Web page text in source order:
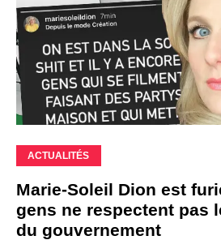
ACTUALITÉS
Marie-Soleil Dion est
gens ne respectent pas
du gouvernement